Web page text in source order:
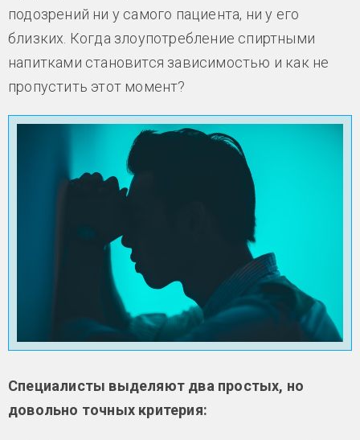
подозрений ни у самого пациента, ни у его
близких. Когда злоупотребление спиртными
напитками становится зависимостью и как не
пропустить этот момент?
Специалисты выделяют два простых, но
довольно точных критерия: